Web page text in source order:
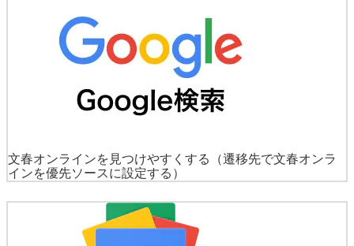
文春オンラインを見つけやすくする
（遷移先で文春オンラ
インを優先ソースに設定する）